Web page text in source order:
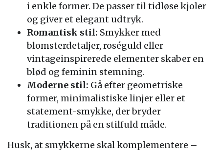
i enkle former. De passer til tidløse kjoler
og giver et elegant udtryk.
Romantisk stil: Smykker med
blomsterdetaljer, roséguld eller
vintageinspirerede elementer skaber en
blød og feminin stemning.
Moderne stil: Gå efter geometriske
former, minimalistiske linjer eller et
statement-smykke, der bryder
traditionen på en stilfuld måde.
Husk, at smykkerne skal komplementere –